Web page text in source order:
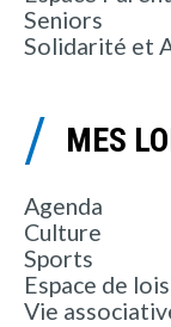
Seniors
Solidarité et
MES
Agenda
Culture
Sports
Espace de
Vie